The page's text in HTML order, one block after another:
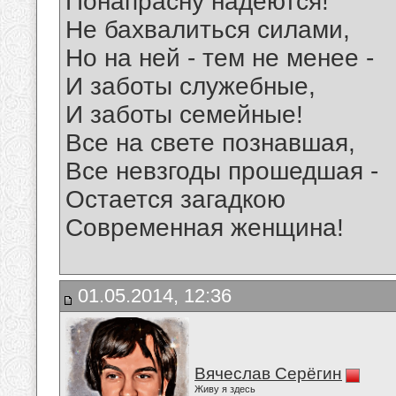
Не бахвалиться силами,
Но на ней - тем не менее -
И заботы служебные,
И заботы семейные!
Все на свете познавшая,
Все невзгоды прошедшая -
Остается загадкою
Современная женщина!
01.05.2014, 12:36
Вячеслав Серёгин
Живу я здесь